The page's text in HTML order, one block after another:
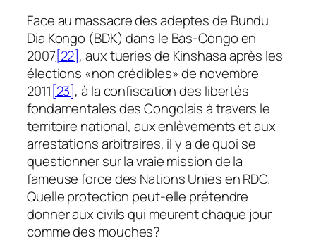
Face au massacre des adeptes de Bundu
Dia Kongo (BDK) dans le Bas-Congo en
2007[22], aux tueries de Kinshasa après les
élections «non crédibles» de novembre
2011[23], à la confiscation des libertés
fondamentales des Congolais à travers le
territoire national, aux enlèvements et aux
arrestations arbitraires, il y a de quoi se
questionner sur la vraie mission de la
fameuse force des Nations Unies en RDC.
Quelle protection peut-elle prétendre
donner aux civils qui meurent chaque jour
comme des mouches?